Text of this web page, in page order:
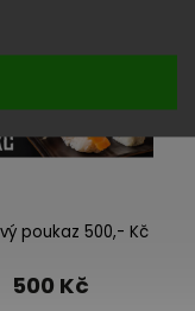
poukaz 500,- Kč
500 Kč